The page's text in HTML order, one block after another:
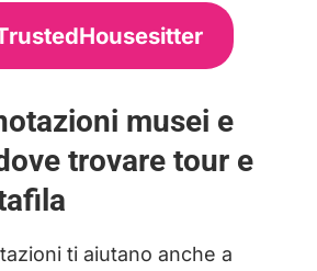
musei e
trovare tour e
ti aiutano anche a